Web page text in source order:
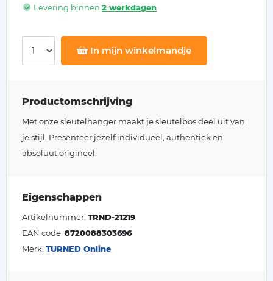
Levering binnen2 werkdagen
In mijn winkelmandje
Productomschrijving
Met onze sleutelhanger maakt je sleutelbos deel uit van
je stijl. Presenteer jezelf individueel, authentiek en
absoluut origineel.
Eigenschappen
Artikelnummer: TRND-21219
EAN code: 8720088303696
Merk: TURNED Online